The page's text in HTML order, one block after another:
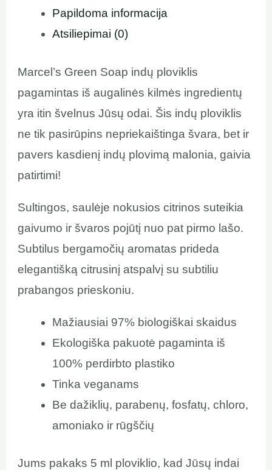
Papildoma informacija
Atsiliepimai (0)
Marcel’s Green Soap indų ploviklis
pagamintas iš augalinės kilmės ingredientų
yra itin švelnus Jūsų odai. Šis indų ploviklis
ne tik pasirūpins nepriekaištinga švara, bet ir
pavers kasdienį indų plovimą malonia, gaivia
patirtimi!
Sultingos, saulėje nokusios citrinos suteikia
gaivumo ir švaros pojūtį nuo pat pirmo lašo.
Subtilus bergamočių aromatas prideda
elegantišką citrusinį atspalvį su subtiliu
prabangos prieskoniu.
Mažiausiai 97% biologiškai skaidus
Ekologiška pakuotė pagaminta iš
100% perdirbto plastiko
Tinka veganams
Be dažiklių, parabenų, fosfatų, chloro,
amoniako ir rūgščių
Jums pakaks 5 ml ploviklio, kad Jūsų indai